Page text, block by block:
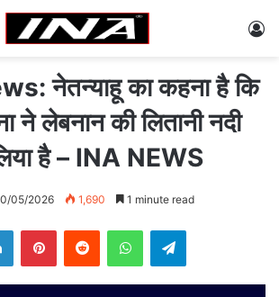
नेतन्याहू का कहना है कि
ने लेबनान की लितानी नदी
है – INA NEWS
05/2026 1,690 1 minute read